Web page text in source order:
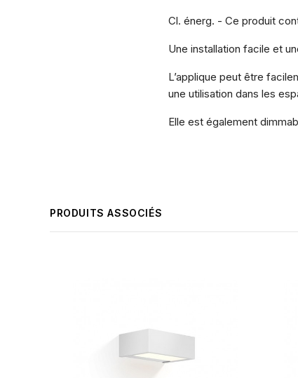
Cl. énerg. - Ce produit
Une installation facile et
L’applique peut être
une utilisation dans les
Elle est également
PRODUITS ASSOCIÉS